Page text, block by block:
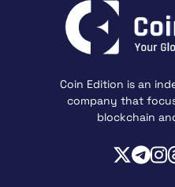
Coin Edition is an
company that
blockchain